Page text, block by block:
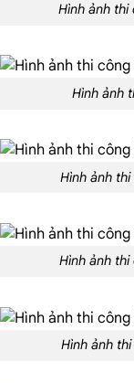
Hình ảnh
Hình ảnh
Hình ảnh
Hình ảnh
Hình ảnh